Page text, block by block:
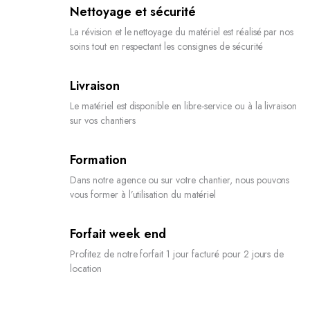
Nettoyage et sécurité
La révision et le nettoyage du matériel est réalisé par nos
soins tout en respectant les consignes de sécurité
Livraison
Le matériel est disponible en libre-service ou à la livraison
sur vos chantiers
Formation
Dans notre agence ou sur votre chantier, nous pouvons
vous former à l’utilisation du matériel
Forfait week end
Profitez de notre forfait 1 jour facturé pour 2 jours de
location